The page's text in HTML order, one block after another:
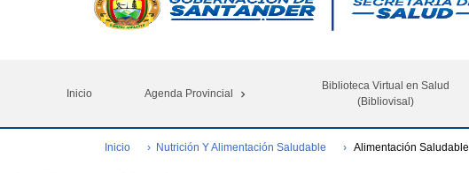
Inicio Agenda Provincial
Biblioteca Virtual en Salud
(Bibliovisal)
Inicio Nutrición Y Alimentación Saludable Alimentación Saludable